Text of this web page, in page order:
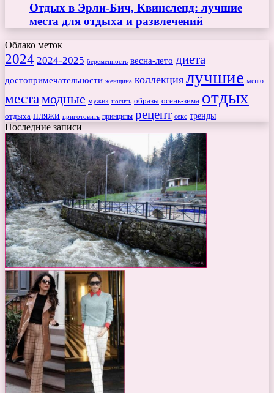
Отдых в Эрли-Бич, Квинсленд: лучшие
места для отдыха и развлечений
Облако меток
2024 2024-2025 беременность весна-лето диета
достопримечательности женщина коллекция лучшие меню
места модные мужик носить образы осень-зима отдых
отдыха пляжи приготовить принципы рецепт секс тренды
Последние записи